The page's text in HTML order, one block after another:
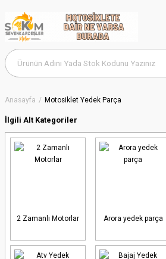
Anasayfa Motosiklet Yedek Parça
İlgili Alt Kategoriler
2 Zamanlı Motorlar Arora yedek parça